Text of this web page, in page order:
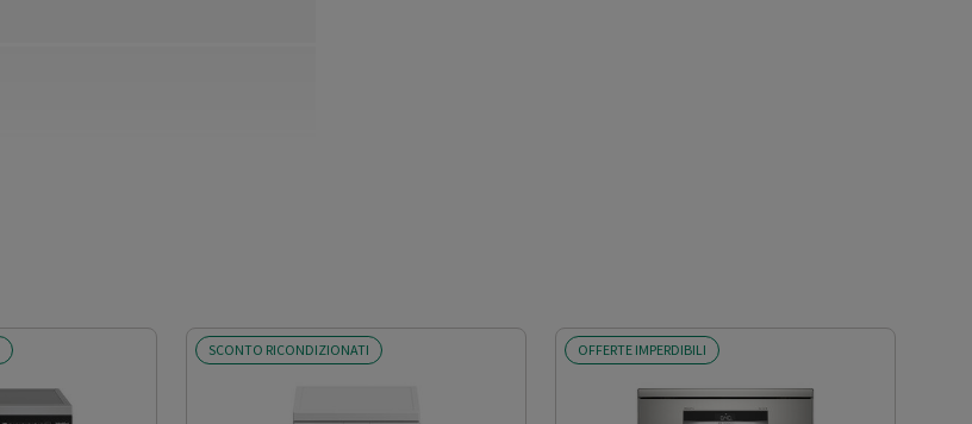
SCONTO RICONDIZIONATI OFFERTE IMPERDIBILI